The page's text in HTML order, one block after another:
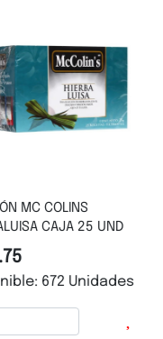
AVENA QUAKER CON
BOLSA 850 GR
S/. 9.71
Disponible: 27 Unidades